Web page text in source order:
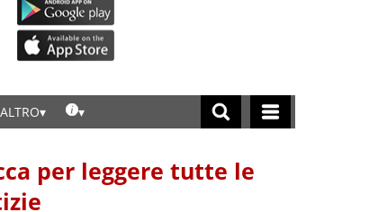
ALTRO
per leggere tutte le